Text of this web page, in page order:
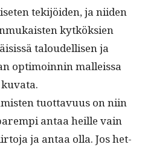
tek­i­jöi­den, ja niiden
kytkök­sien
taloudel­lisen ja
opti­moin­nin malleis­sa
tuot­tavu­us on niin
antaa heille vain
ja antaa olla. Jos het­